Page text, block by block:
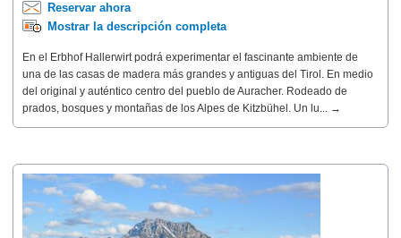
Reservar ahora
Mostrar la descripción completa
En el Erbhof Hallerwirt podrá experimentar el fascinante ambiente de
una de las casas de madera más grandes y antiguas del Tirol. En medio
del original y auténtico centro del pueblo de Auracher. Rodeado de
prados, bosques y montañas de los Alpes de Kitzbühel. Un lu... →